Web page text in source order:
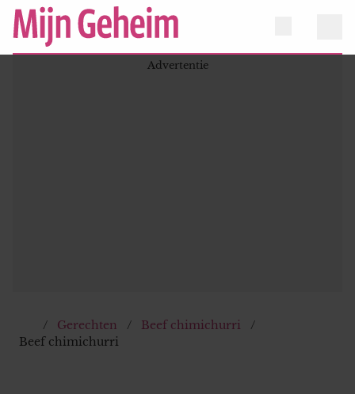
Gerechten
Beef chimichurri
Beef chimichurri